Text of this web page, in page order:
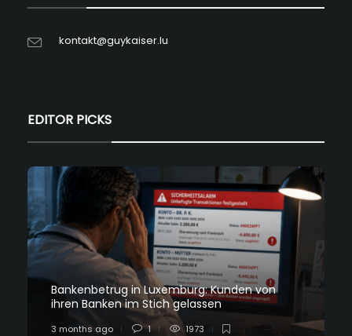
kontakt@guykaiser.lu
EDITOR PICKS
Bankenbetrug in Luxemburg: Kunden von
ihren Banken im Stich gelassen
3 months ago 1 1973